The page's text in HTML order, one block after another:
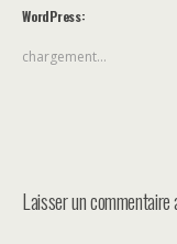
WordPress:
chargement…
Laisser un